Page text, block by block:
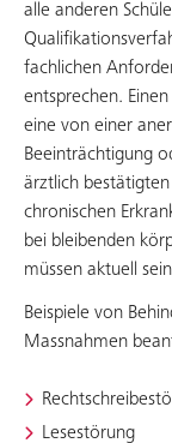
alle anderen
fachlichen
entsprechen.
eine von einer
Beeinträchtigung
ärztlich
chronischen
bei bleibenden
müssen aktuell
Beispiele von
Massnahmen
Lesestörung